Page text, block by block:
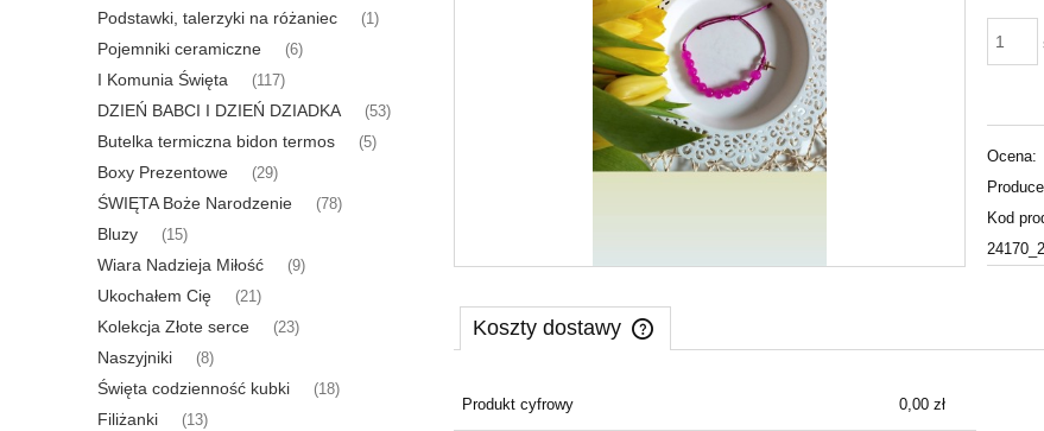
Podstawki, talerzyki na różaniec (1)
Pojemniki ceramiczne (6)
I Komunia Święta (117)
DZIEŃ BABCI I DZIEŃ DZIADKA (53)
Butelka termiczna bidon termos (5)
Boxy Prezentowe (29)
ŚWIĘTA Boże Narodzenie (78)
Bluzy (15)
Wiara Nadzieja Miłość (9)
Ukochałem Cię (21)
Kolekcja Złote serce (23)
Naszyjniki (8)
Święta codzienność kubki (18)
Filiżanki (13)
Ocena:
Kod
Koszty dostawy
Produkt cyfrowy 0,00 zł